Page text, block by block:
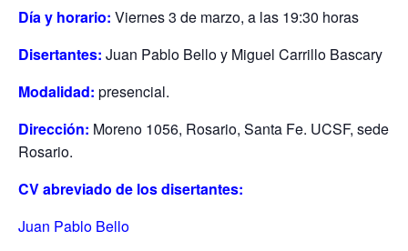
Día y horario: Viernes 3 de marzo, a las 19:30 horas
Disertantes: Juan Pablo Bello y Miguel Carrillo Bascary
Modalidad: presencial.
Dirección: Moreno 1056, Rosario, Santa Fe. UCSF, sede
Rosario.
CV abreviado de los disertantes:
Juan Pablo Bello